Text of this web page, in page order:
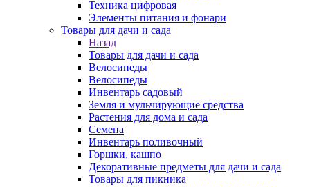
Техника цифровая
Элементы питания и фонари
Товары для дачи и сада
Назад
Товары для дачи и сада
Велосипеды
Велосипеды
Инвентарь садовый
Земля и мульчирующие средства
Растения для дома и сада
Семена
Инвентарь поливочный
Горшки, кашпо
Декоративные предметы для дачи и сада
Товары для пикника